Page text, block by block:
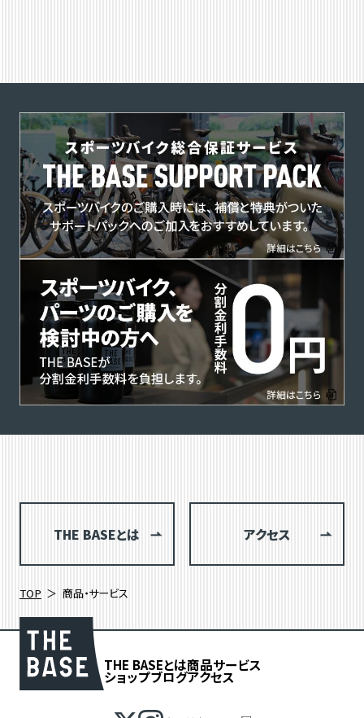
THE BASEとは アクセス
TOP 商品・サービス
THE BASEとは商品サービス
ショップブログアクセス